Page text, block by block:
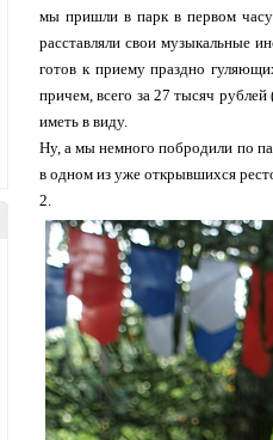
мы пришли в парк в первом часу
расставляли свои музыкальные
готов к приему праздно
причем, всего за 27 тысяч
иметь в виду.
Ну, а мы немного побродили по
в одном из уже открывшихся
2.